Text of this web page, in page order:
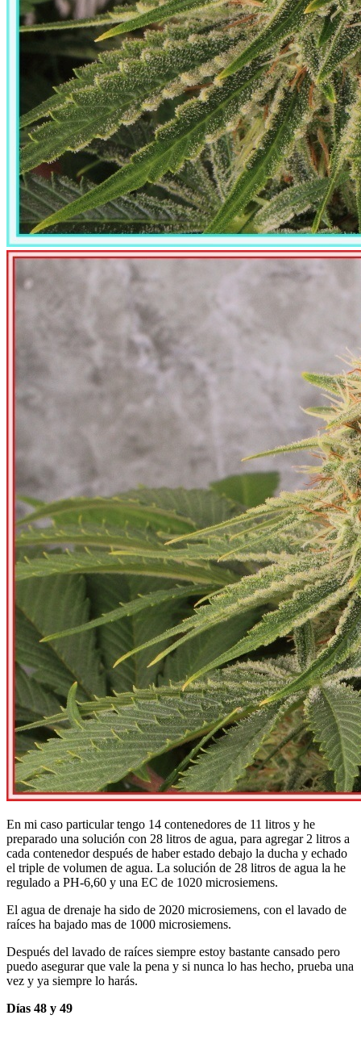
En mi caso particular tengo 14 contenedores de 11 litros y he
preparado una solución con 28 litros de agua, para agregar 2 litros a
cada contenedor después de haber estado debajo la ducha y echado
el triple de volumen de agua. La solución de 28 litros de agua la he
regulado a PH-6,60 y una EC de 1020 microsiemens.
El agua de drenaje ha sido de 2020 microsiemens, con el lavado de
raíces ha bajado mas de 1000 microsiemens.
Después del lavado de raíces siempre estoy bastante cansado pero
puedo asegurar que vale la pena y si nunca lo has hecho, prueba una
vez y ya siempre lo harás.
Días 48 y 49